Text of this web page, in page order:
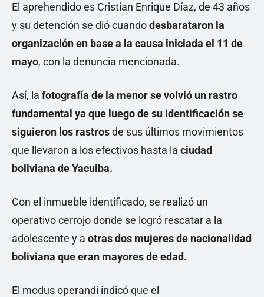
El aprehendido es Cristian Enrique Díaz, de 43 años
y su detención se dió cuandodesbarataron la
organización en base a la causa iniciada el 11 de
mayo, con la denuncia mencionada.
Así, la fotografía de la menor se volvió un rastro
fundamental ya que luego de su identificación se
siguieron los rastrosde sus últimos movimientos
que llevaron a los efectivos hasta la ciudad
boliviana de Yacuiba.
Con el inmueble identificado, se realizó un
operativo cerrojo donde se logró rescatar a la
adolescente y a otras dos mujeres de nacionalidad
boliviana que eran mayores de edad.
El modus operandi indicó que el